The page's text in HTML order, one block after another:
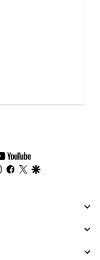
youtube-
footer
instagram
facebook
twitter